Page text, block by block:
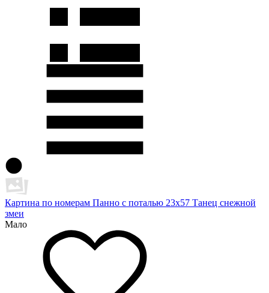
Картина по номерам Панно с поталью 23х57 Танец снежной
змеи
Мало